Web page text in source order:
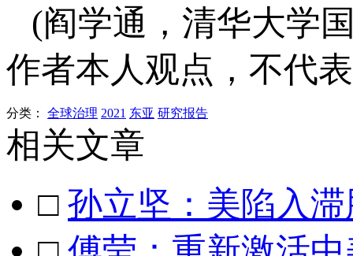
(阎学通，清华大学
作者本人观点，不代
分类： 全球治理 2021 东亚 研究报告
相关文章
□ 孙立坚：美陷入